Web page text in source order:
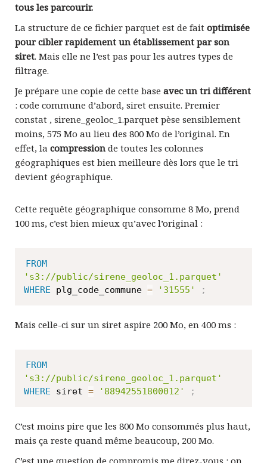
tous les parcourir.
La structure de ce fichier parquet est de fait optimisée
pour cibler rapidement un établissement par son
siret. Mais elle ne l’est pas pour les autres types de
filtrage.
Je prépare une copie de cette base avec un tri différent
: code commune d’abord, siret ensuite. Premier
constat , sirene_geoloc_1.parquet pèse sensiblement
moins, 575 Mo au lieu des 800 Mo de l’original. En
effet, la compression de toutes les colonnes
géographiques est bien meilleure dès lors que le tri
devient géographique.
Cette requête géographique consomme 8 Mo, prend
100 ms, c’est bien mieux qu’avec l’original :
FROM
's3://public/sirene_geoloc_1.parquet'
WHERE plg_code_commune = '31555' ;
Mais celle-ci sur un siret aspire 200 Mo, en 400 ms :
FROM
's3://public/sirene_geoloc_1.parquet'
WHERE siret = '88942551800012' ;
C’est moins pire que les 800 Mo consommés plus haut,
mais ça reste quand même beaucoup, 200 Mo.
C’est une question de compromis me direz-vous : on